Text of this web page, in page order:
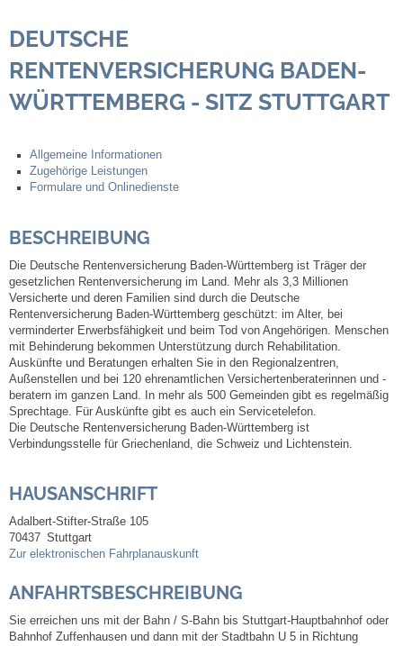
Löchgau früher
Zahlen & Fakten
Gebühren und Beiträge
Haushalt 2026
Trinkwasser - Härtebereich
Redaktionsstatut für das Amtsblatt
Service
Notdienste
Fahrplanauskünfte
Abfall-Infos
Ortsplan
Bildergalerie
DEUTSCHE
RENTENVERSICHERUNG BADEN-
WÜRTTEMBERG - SITZ STUTTGART
Allgemeine Informationen
Zugehörige Leistungen
Formulare und Onlinedienste
BESCHREIBUNG
Die Deutsche Rentenversicherung Baden-Württemberg ist Träger der
gesetzlichen Rentenversicherung im Land. Mehr als 3,3 Millionen
Versicherte und deren Familien sind durch die Deutsche
Rentenversicherung Baden-Württemberg geschützt: im Alter, bei
verminderter Erwerbsfähigkeit und beim Tod von Angehörigen. Menschen
mit Behinderung bekommen Unterstützung durch Rehabilitation.
Auskünfte und Beratungen erhalten Sie in den Regionalzentren,
Außenstellen und bei 120 ehrenamtlichen Versichertenberaterinnen und -
beratern im ganzen Land. In mehr als 500 Gemeinden gibt es regelmäßig
Sprechtage. Für Auskünfte gibt es auch ein Servicetelefon.
Die Deutsche Rentenversicherung Baden-Württemberg ist
Verbindungsstelle für Griechenland, die Schweiz und Lichtenstein.
HAUSANSCHRIFT
Adalbert-Stifter-Straße 105
70437 Stuttgart
Zur elektronischen Fahrplanauskunft
ANFAHRTSBESCHREIBUNG
Sie erreichen uns mit der Bahn / S-Bahn bis Stuttgart-Hauptbahnhof oder
Bahnhof Zuffenhausen und dann mit der Stadtbahn U 5 in Richtung